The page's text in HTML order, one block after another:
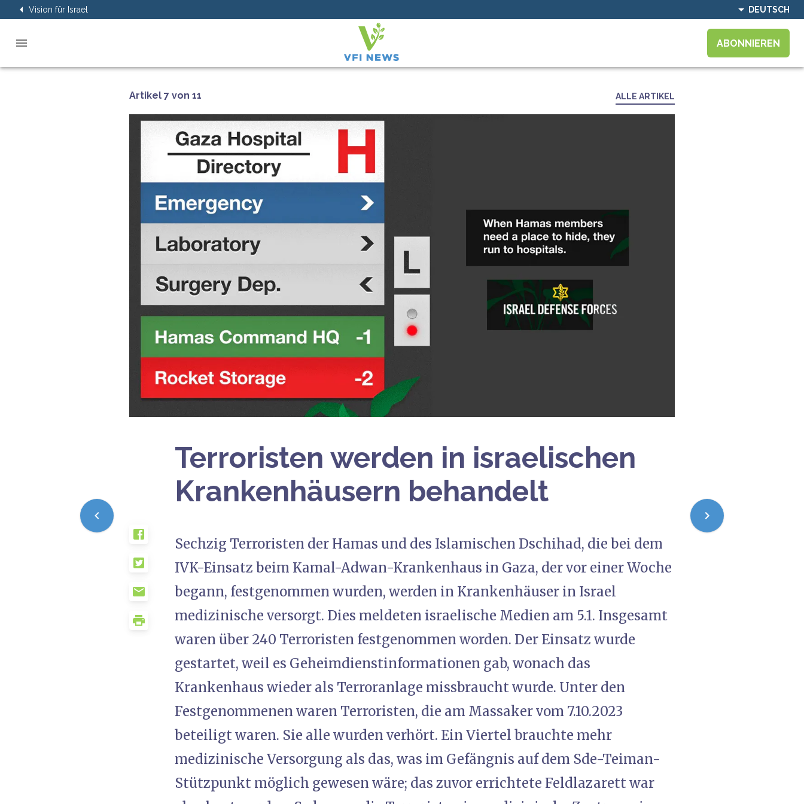
Vision für Israel DEUTSCH
ABONNIEREN
Artikel 7 von 11 ALLE ARTIKEL
Terroristen werden in israelischen
Krankenhäusern behandelt
Sechzig Terroristen der Hamas und des Islamischen Dschihad, die bei dem
IVK-Einsatz beim Kamal-Adwan-Krankenhaus in Gaza, der vor einer Woche
begann, festgenommen wurden, werden in Krankenhäuser in Israel
medizinische versorgt. Dies meldeten israelische Medien am 5.1. Insgesamt
waren über 240 Terroristen festgenommen worden. Der Einsatz wurde
gestartet, weil es Geheimdienstinformationen gab, wonach das
Krankenhaus wieder als Terroranlage missbraucht wurde. Unter den
Festgenommenen waren Terroristen, die am Massaker vom 7.10.2023
beteiligt waren. Sie alle wurden verhört. Ein Viertel brauchte mehr
medizinische Versorgung als das, was im Gefängnis auf dem Sde-Teiman-
Stützpunkt möglich gewesen wäre; das zuvor errichtete Feldlazarett war